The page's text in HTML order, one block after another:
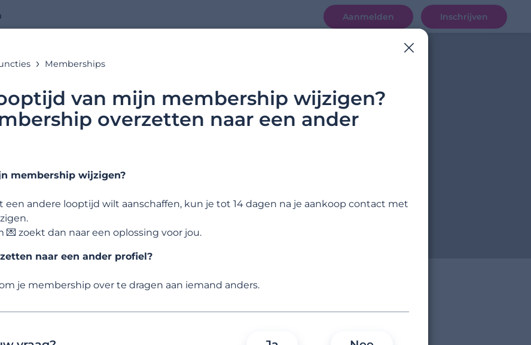
Aanmelden Inschrijven
Online hulp
Alle antwoorden op jouw vragen
Zoekvoorbeelden:
CATEGORIEËN MEESTGESTELDE VRAGEN
Memberships
van mijn membership wijzigen?
overzetten naar een ander
membership wijzigen?
een andere looptijd wilt aanschaffen, kun je tot 14 dagen na je aankoop contact met
zoekt dan naar een oplossing voor jou.
naar een ander profiel?
je membership over te dragen aan iemand anders.